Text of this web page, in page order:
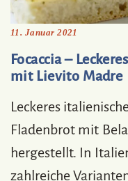
11. Januar 2021
Focaccia –
mit Lievito Madre
Leckeres
Fladenbrot mit
hergestellt. In
zahlreiche